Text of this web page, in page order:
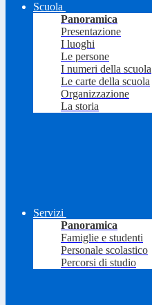
Scuola
Panoramica
Presentazione
I luoghi
Le persone
I numeri della scuola
Le carte della scuola
Organizzazione
La storia
Servizi
Panoramica
Famiglie e studenti
Personale scolastico
Percorsi di studio